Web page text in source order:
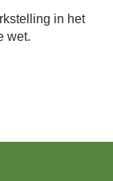
in het
wet.